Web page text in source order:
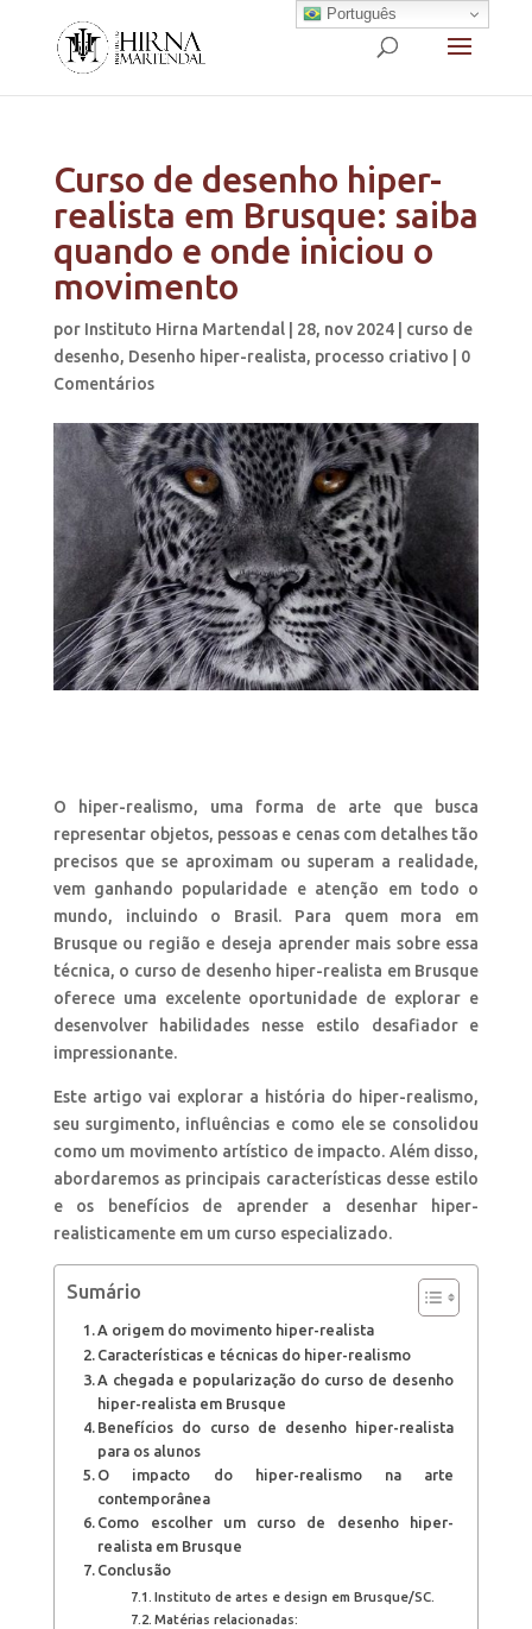
Curso de desenho hiper-
realista em Brusque: saiba
quando e onde iniciou o
movimento
por Instituto Hirna Martendal| 28, nov 2024| curso de
desenho, Desenho hiper-realista, processo criativo
0
Comentários
O hiper-realismo, uma forma de arte que busca
representar objetos, pessoas e cenas com detalhes tão
precisos que se aproximam ou superam a realidade,
vem ganhando popularidade e atenção em todo o
mundo, incluindo o Brasil. Para quem mora em
Brusque ou região e deseja aprender mais sobre essa
técnica, o curso de desenho hiper-realista em Brusque
oferece uma excelente oportunidade de explorar e
desenvolver habilidades nesse estilo desafiador e
impressionante.
Este artigo vai explorar a história do hiper-realismo,
seu surgimento, influências e como ele se consolidou
como um movimento artístico de impacto. Além disso,
abordaremos as principais características desse estilo
e os benefícios de aprender a desenhar hiper-
realisticamente em um curso especializado.
Sumário
A origem do movimento hiper-realista
Características e técnicas do hiper-realismo
A chegada e popularização do curso de desenho
hiper-realista em Brusque
Benefícios do curso de desenho hiper-realista
para os alunos
O impacto do hiper-realismo na arte
contemporânea
Como escolher um curso de desenho hiper-
realista em Brusque
Conclusão
Instituto de artes e design em Brusque/SC.
Matérias relacionadas:
Português